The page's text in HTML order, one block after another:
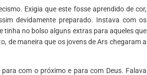
Exigia que este fosse aprendido de cor,
devidamente preparado. Instava com os
tinha no bolso alguns extras para aqueles que
de maneira que os jovens de Ars chegaram a
com o próximo e para com Deus. Falava